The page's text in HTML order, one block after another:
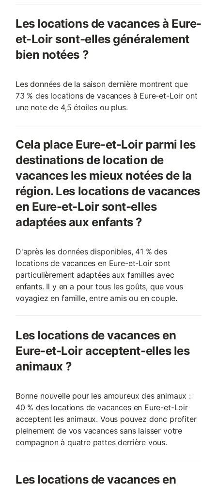
Les locations de vacances à Eure-
et-Loir sont-elles généralement
bien notées ?
Les données de la saison dernière montrent que
73 % des locations de vacances à Eure-et-Loir ont
une note de 4,5 étoiles ou plus.
Cela place Eure-et-Loir parmi les
destinations de location de
vacances les mieux notées de la
région. Les locations de vacances
en Eure-et-Loir sont-elles
adaptées aux enfants ?
D'après les données disponibles, 41 % des
locations de vacances en Eure-et-Loir sont
particulièrement adaptées aux familles avec
enfants. Il y en a pour tous les goûts, que vous
voyagiez en famille, entre amis ou en couple.
Les locations de vacances en
Eure-et-Loir acceptent-elles les
animaux ?
Bonne nouvelle pour les amoureux des animaux :
40 % des locations de vacances en Eure-et-Loir
acceptent les animaux. Vous pouvez donc profiter
pleinement de vos vacances sans laisser votre
compagnon à quatre pattes derrière vous.
Les locations de vacances en